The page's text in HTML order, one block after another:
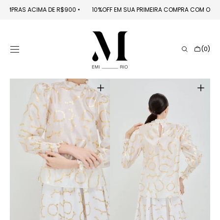
CONTEÚDO
10%OFF EM SUA PRIMEIRA COMPRA COM O
COMPRAS ACIMA DE R$900
Carrinho
(0)
Abrir
mídia
1
na
galeria
Abrir
mídia
2
na
galeria